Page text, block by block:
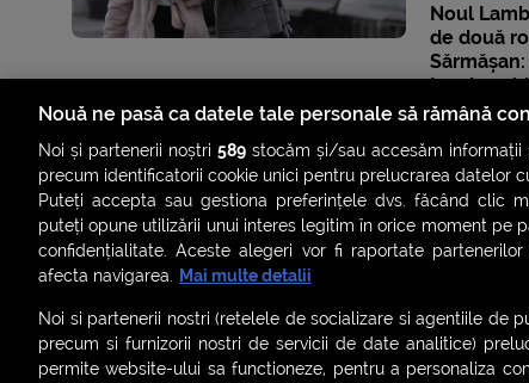
Noul
de două
puternică
Nouă ne pasă ca datele tale personale să rămână
Noi și partenerii noștri589 stocăm și/sau accesăm informații
precum identificatorii cookie unici pentru prelucrarea datelor
Puteți accepta sau gestiona preferințele dvs. făcând clic
puteți opune utilizării unui interes legitim în orice moment pe
confidențialitate. Aceste alegeri vor fi raportate
afecta navigarea. Mai multe detalii
Noi si partenerii nostri (retelele de socializare si agentiile de
precum si furnizorii nostri de servicii de date analitice)
permite website-ului sa functioneze, pentru a personaliza